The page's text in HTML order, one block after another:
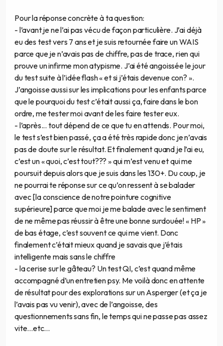
Pour la réponse concrète à ta question:
- l’avant je ne l’ai pas vécu de façon particulière. J’ai déjà
eu des test vers 7 ans et je suis retournée faire un WAIS
parce que je n’avais pas de chiffre, pas de trace, rien qui
prouve un infirme mon atypisme. J’ai été angoissée le jour
du test suite à l’idée flash « et si j’étais devenue con? ».
J’angoisse aussi sur les implications pour les enfants parce
que le pourquoi du test c’était aussi ça, faire dans le bon
ordre, me tester moi avant de les faire tester eux.
- l’après... tout dépend de ce que tu en attends. Pour moi,
le test s’est bien passé, ça a été très rapide donc je n’avais
pas de doute sur le résultat. Et finalement quand je l’ai eu,
c’est un « quoi, c’est tout??? » qui m’est venu et qui me
poursuit depuis alors que je suis dans les 130+. Du coup, je
ne pourrai te réponse sur ce qu’on ressent à se balader
avec [la conscience de notre pointure cognitive
supérieure] parce que moi je me balade avec le sentiment
de ne même pas réussir à être une bonne surdouée! « HP »
de bas étage, c’est souvent ce qui me vient. Donc
finalement c’était mieux quand je savais que j’étais
intelligente mais sans le chiffre
- la cerise sur le gâteau? Un test QI, c’est quand même
accompagné d’un entretien psy. Me voilà donc en attente
de résultat pour des explorations sur un Asperger (et ça je
l’avais pas vu venir), avec de l’angoisse, des
questionnements sans fin, le temps qui ne passe pas assez
vite...etc...